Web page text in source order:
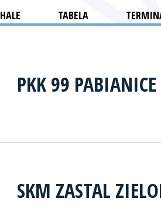
HALE TABELA
PKK 99 PABIANICE
SKM ZASTAL